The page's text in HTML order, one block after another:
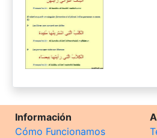
Información
Cómo Funcionamos